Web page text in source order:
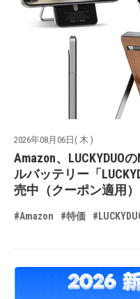
2026年08月06日( 木 )
Amazon、LUCKYDUO
ルバッテリー「
売中（クーポン適用）
#Amazon #特価